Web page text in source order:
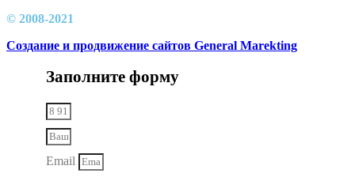
© 2008-2021
Создание и продвижение сайтов General Marekting
Заполните форму
Email